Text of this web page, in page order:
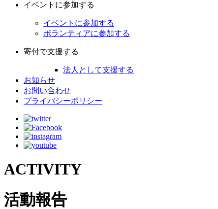
イベントに参加する
イベントに参加する
ボランティアに参加する
寄付で支援する
法人として支援する
お知らせ
お問い合わせ
プライバシーポリシー
ACTIVITY
活動報告